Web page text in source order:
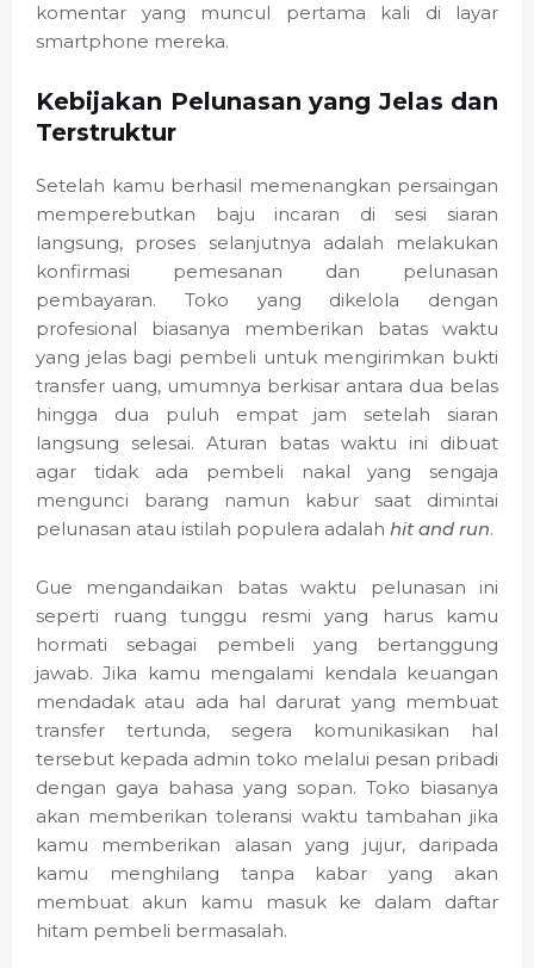
komentar yang muncul pertama kali di layar
smartphone mereka.
Kebijakan Pelunasan yang Jelas dan
Terstruktur
Setelah kamu berhasil memenangkan persaingan
memperebutkan baju incaran di sesi siaran
langsung, proses selanjutnya adalah melakukan
konfirmasi pemesanan dan pelunasan
pembayaran. Toko yang dikelola dengan
profesional biasanya memberikan batas waktu
yang jelas bagi pembeli untuk mengirimkan bukti
transfer uang, umumnya berkisar antara dua belas
hingga dua puluh empat jam setelah siaran
langsung selesai. Aturan batas waktu ini dibuat
agar tidak ada pembeli nakal yang sengaja
mengunci barang namun kabur saat dimintai
pelunasan atau istilah populera adalah hit and run.
Gue mengandaikan batas waktu pelunasan ini
seperti ruang tunggu resmi yang harus kamu
hormati sebagai pembeli yang bertanggung
jawab. Jika kamu mengalami kendala keuangan
mendadak atau ada hal darurat yang membuat
transfer tertunda, segera komunikasikan hal
tersebut kepada admin toko melalui pesan pribadi
dengan gaya bahasa yang sopan. Toko biasanya
akan memberikan toleransi waktu tambahan jika
kamu memberikan alasan yang jujur, daripada
kamu menghilang tanpa kabar yang akan
membuat akun kamu masuk ke dalam daftar
hitam pembeli bermasalah.